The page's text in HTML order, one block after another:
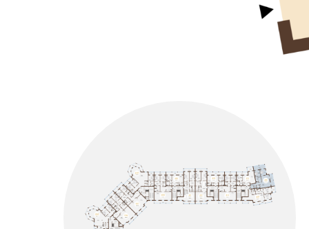
Здесь царит атмосфера
головокружительные виды на